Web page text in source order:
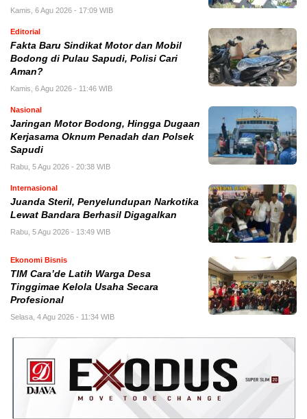
Kamis, 6 Agu 2026 - 17:09 WIB
Editorial
Fakta Baru Sindikat Motor dan Mobil
Bodong di Pulau Sapudi, Polisi Cari
Aman?
Kamis, 6 Agu 2026 - 11:46 WIB
Nasional
Jaringan Motor Bodong, Hingga Dugaan
Kerjasama Oknum Penadah dan Polsek
Sapudi
Rabu, 5 Agu 2026 - 20:38 WIB
Internasional
Juanda Steril, Penyelundupan Narkotika
Lewat Bandara Berhasil Digagalkan
Rabu, 5 Agu 2026 - 13:49 WIB
Ekonomi Bisnis
TIM Cara’de Latih Warga Desa
Tinggimae Kelola Usaha Secara
Profesional
Selasa, 4 Agu 2026 - 11:34 WIB